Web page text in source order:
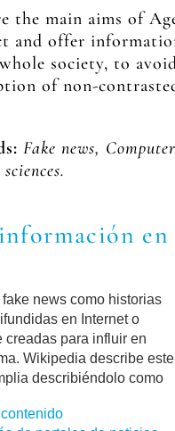
the main aims of
and offer
society, to
of non-
Fake news,
en
news como historias
en Internet o
creadas para influir en
Wikipedia describe este
describiéndolo como